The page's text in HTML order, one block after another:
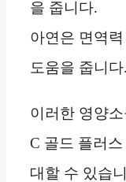
을 줍니다.
아연은 면역
도움을 줍니다.
이러한 영양
C 골드 플러
대할 수 있습